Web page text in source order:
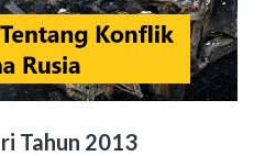
Tahun 2013